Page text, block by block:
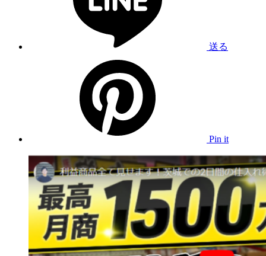
送る
Pin it